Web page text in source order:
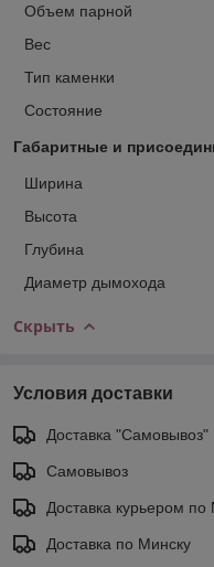
Объем парной
Вес
Тип каменки
Состояние
Габаритные и
Ширина
Высота
Глубина
Диаметр дымохода
Скрыть
Условия доставки
Доставка "Самовывоз"
Самовывоз
Доставка курьером по
Доставка по Минску